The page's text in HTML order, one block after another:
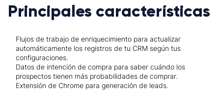
Principales características
Flujos de trabajo de enriquecimiento para actualizar
automáticamente los registros de tu CRM según tus
configuraciones.
Datos de intención de compra para saber cuándo los
prospectos tienen más probabilidades de comprar.
Extensión de Chrome para generación de leads.